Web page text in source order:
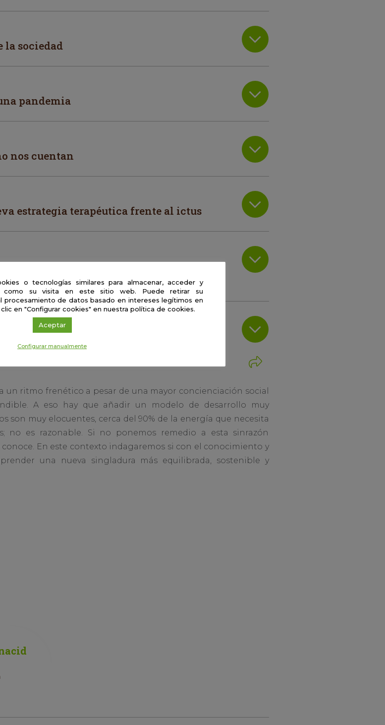
sociedad
pandemia
nos cuentan
estrategia terapéutica frente al ictus
del mundo; una Educación diferente
un desarrollo descarbonizado?
un ritmo frenético a pesar de una mayor concienciación social
A eso hay que añadir un modelo de desarrollo muy
son muy elocuentes, cerca del 90% de la energía que necesita
no es razonable. Si no ponemos remedio a esta sinrazón
En este contexto indagaremos si con el conocimiento y
una nueva singladura más equilibrada, sostenible y
o tecnologías similares para almacenar, acceder y
como su visita en este sitio web. Puede retirar su
procesamiento de datos basado en intereses legítimos en
en "Configurar cookies" en nuestra política de cookies.
Aceptar
Configurar manualmente